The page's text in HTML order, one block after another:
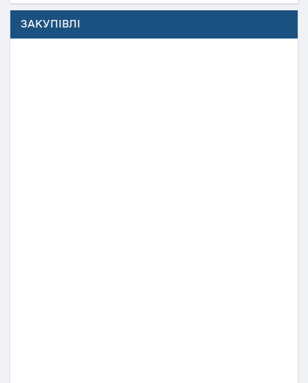
ЗАКУПІВЛІ